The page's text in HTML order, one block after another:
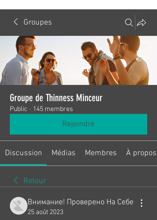
Groupes
Groupe de Thinness Minceur
Public · 145 membres
Rejoindre
Discussion Médias Membres À propos
Retour
Внимание! Проверено На Себе
25 août 2023